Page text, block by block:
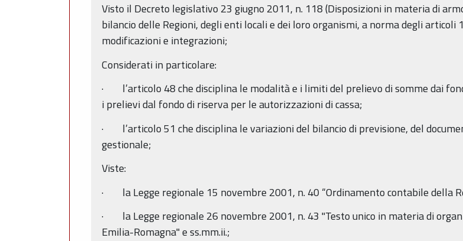
Visto il Decreto legislativo 23 giugno 2011, n. 118 (Disposizioni in materia di
bilancio delle Regioni, degli enti locali e dei loro organismi, a norma degli articoli
modificazioni e integrazioni;
Considerati in particolare:
· l’articolo 48 che disciplina le modalità e i limiti del prelievo di somme dai
i prelievi dal fondo di riserva per le autorizzazioni di cassa;
· l’articolo 51 che disciplina le variazioni del bilancio di previsione, del
gestionale;
Viste:
· la Legge regionale 15 novembre 2001, n. 40 “Ordinamento contabile della
· la Legge regionale 26 novembre 2001, n. 43 "Testo unico in materia di
Emilia-Romagna" e ss.mm.ii.;